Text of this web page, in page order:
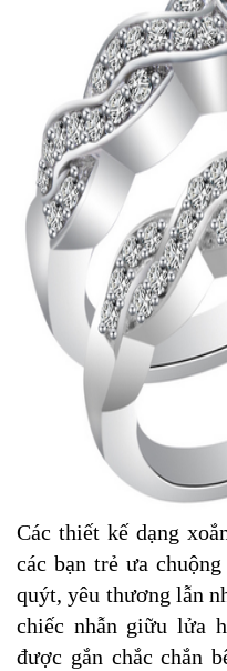
Các thiết kế dạng
các bạn trẻ ưa
quýt, yêu thương lẫn
chiếc nhẫn giữu lửa
được gắn chắc chắn